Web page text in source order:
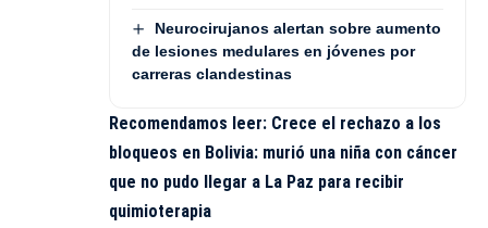
Neurocirujanos alertan sobre aumento
de lesiones medulares en jóvenes por
carreras clandestinas
Recomendamos leer: Crece el rechazo a los
bloqueos en Bolivia: murió una niña con cáncer
que no pudo llegar a La Paz para recibir
quimioterapia